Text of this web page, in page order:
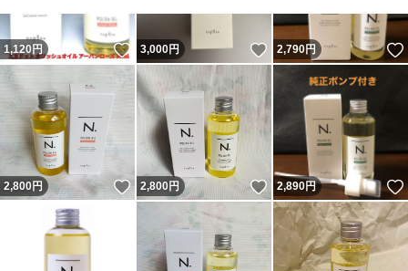
1,120 円 いいね！
3,000円 いいね！
2,790円
2,800円 いいね！
2,800円 いいね！
2,890円